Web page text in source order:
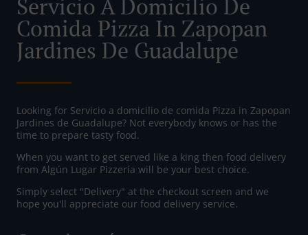
Servicio A Domicilio De
Comida Pizza In Zapopan
Jardines De Guadalupe
Looking for Servicio a domicilio de comida Pizza in Zapopan
Jardines de Guadalupe? Not everybody knows or has the
time to prepare tasty food.
When you want to get served like a king then food delivery
from Algún Lugar Pizzería will be your best choice.
Simply select "Delivery" at the checkout screen and we
hope you'll appreciate our food delivery service.